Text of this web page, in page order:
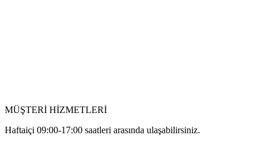
MÜŞTERİ HİZMETLERİ
Haftaiçi 09:00-17:00 saatleri arasında ulaşabilirsiniz.